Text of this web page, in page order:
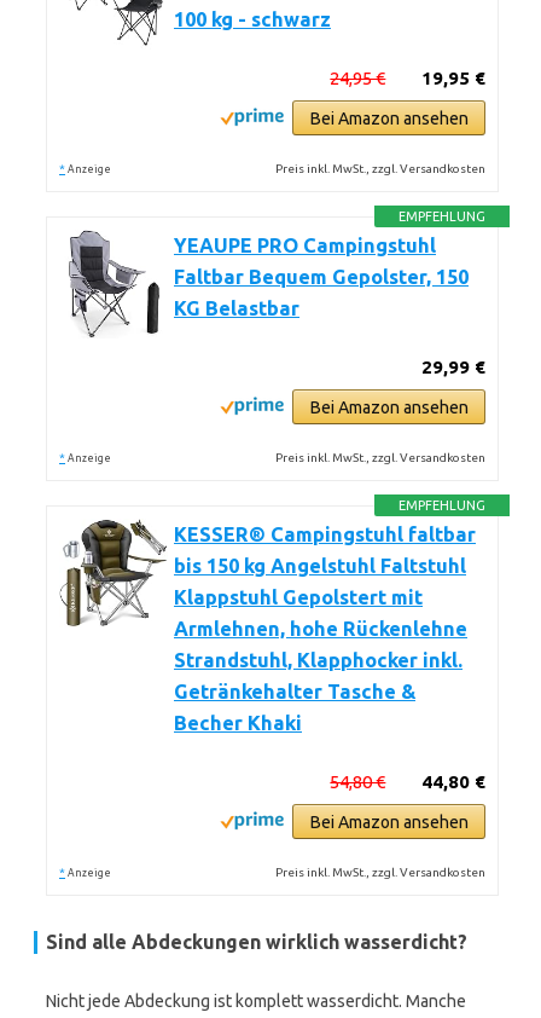
100 kg - schwarz
19,95 €
24,95 €
Bei Amazon ansehen
* Anzeige Preis inkl. MwSt., zzgl. Versandkosten
EMPFEHLUNG
YEAUPE PRO Campingstuhl
Faltbar Bequem Gepolster, 150
KG Belastbar
29,99 €
Bei Amazon ansehen
* Anzeige Preis inkl. MwSt., zzgl. Versandkosten
EMPFEHLUNG
KESSER® Campingstuhl faltbar
bis 150 kg Angelstuhl Faltstuhl
Klappstuhl Gepolstert mit
Armlehnen, hohe Rückenlehne
Strandstuhl, Klapphocker inkl.
Getränkehalter Tasche &
Becher Khaki
44,80 €
54,80 €
Bei Amazon ansehen
* Anzeige Preis inkl. MwSt., zzgl. Versandkosten
Sind alle Abdeckungen wirklich wasserdicht?
Nicht jede Abdeckung ist komplett wasserdicht. Manche